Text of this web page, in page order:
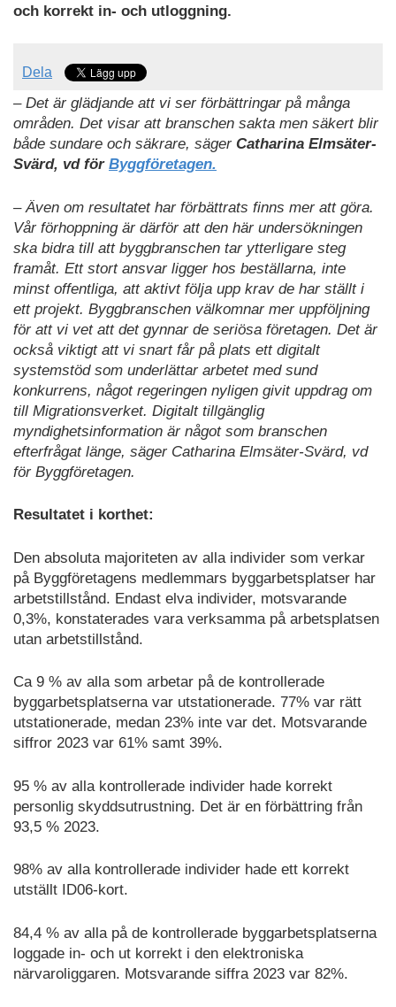
och korrekt in- och utloggning.
Dela
– Det är glädjande att vi ser förbättringar på många
områden. Det visar att branschen sakta men säkert blir
både sundare och säkrare, säger Catharina Elmsäter-
Svärd, vd för Byggföretagen.
– Även om resultatet har förbättrats finns mer att göra.
Vår förhoppning är därför att den här undersökningen
ska bidra till att byggbranschen tar ytterligare steg
framåt. Ett stort ansvar ligger hos beställarna, inte
minst offentliga, att aktivt följa upp krav de har ställt i
ett projekt. Byggbranschen välkomnar mer uppföljning
för att vi vet att det gynnar de seriösa företagen. Det är
också viktigt att vi snart får på plats ett digitalt
systemstöd som underlättar arbetet med sund
konkurrens, något regeringen nyligen givit uppdrag om
till Migrationsverket. Digitalt tillgänglig
myndighetsinformation är något som branschen
efterfrågat länge, säger Catharina Elmsäter-Svärd, vd
för Byggföretagen.
Resultatet i korthet:
Den absoluta majoriteten av alla individer som verkar
på Byggföretagens medlemmars byggarbetsplatser har
arbetstillstånd. Endast elva individer, motsvarande
0,3%, konstaterades vara verksamma på arbetsplatsen
utan arbetstillstånd.
Ca 9 % av alla som arbetar på de kontrollerade
byggarbetsplatserna var utstationerade. 77% var rätt
utstationerade, medan 23% inte var det. Motsvarande
siffror 2023 var 61% samt 39%.
95 % av alla kontrollerade individer hade korrekt
personlig skyddsutrustning. Det är en förbättring från
93,5 % 2023.
98% av alla kontrollerade individer hade ett korrekt
utställt ID06-kort.
84,4 % av alla på de kontrollerade byggarbetsplatserna
loggade in- och ut korrekt i den elektroniska
närvaroliggaren. Motsvarande siffra 2023 var 82%.